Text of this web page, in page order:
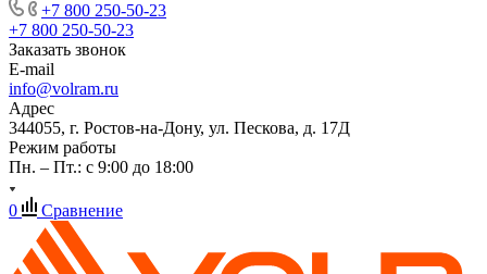
+7 800 250-50-23
+7 800 250-50-23
Заказать звонок
E-mail
info@volram.ru
Адрес
344055, г. Ростов-на-Дону, ул. Пескова, д. 17Д
Режим работы
Пн. – Пт.: с 9:00 до 18:00
0 Сравнение